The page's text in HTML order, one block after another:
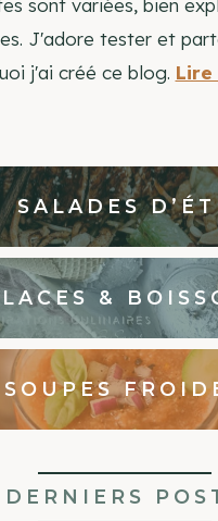
sont variées, bien
J'adore tester et
j'ai créé ce blog. Lire
SALADES
&
SOUPES
DERNIERS